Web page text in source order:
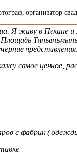
организатор
Я живу в Пекине
самое ценное,
с фабрик (